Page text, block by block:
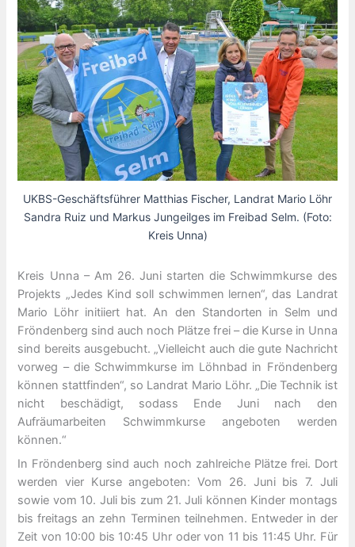
UKBS-Geschäftsführer Matthias Fischer, Landrat Mario Löhr
Sandra Ruiz und Markus Jungeilges im Freibad Selm. (Foto:
Kreis Unna)
Kreis Unna – Am 26. Juni starten die Schwimmkurse des
Projekts „Jedes Kind soll schwimmen lernen“, das Landrat
Mario Löhr initiiert hat. An den Standorten in Selm und
Fröndenberg sind auch noch Plätze frei – die Kurse in Unna
sind bereits ausgebucht. „Vielleicht auch die gute Nachricht
vorweg – die Schwimmkurse im Löhnbad in Fröndenberg
können stattfinden“, so Landrat Mario Löhr. „Die Technik ist
nicht beschädigt, sodass Ende Juni nach den
Aufräumarbeiten Schwimmkurse angeboten werden
können.“
In Fröndenberg sind auch noch zahlreiche Plätze frei. Dort
werden vier Kurse angeboten: Vom 26. Juni bis 7. Juli
sowie vom 10. Juli bis zum 21. Juli können Kinder montags
bis freitags an zehn Terminen teilnehmen. Entweder in der
Zeit von 10:00 bis 10:45 Uhr oder von 11 bis 11:45 Uhr. Für